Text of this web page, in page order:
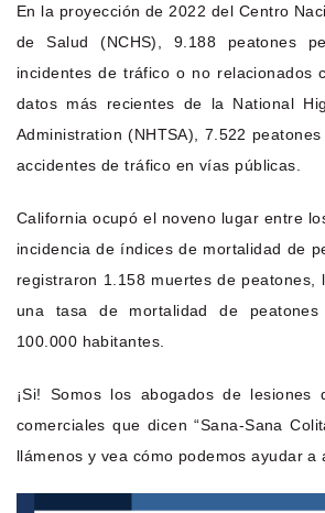
En la proyección de 2022 del Centro
de Salud (NCHS), 9.188 peatones
incidentes de tráfico o no relacionados
datos más recientes de la National
Administration (NHTSA), 7.522
accidentes de tráfico en vías públicas.
California ocupó el noveno lugar entre
incidencia de índices de mortalidad de
registraron 1.158 muertes de peatones,
una tasa de mortalidad de
100.000 habitantes.
¡Si! Somos los abogados de lesiones
comerciales que dicen “Sana-Sana
llámenos y vea cómo podemos ayudar a